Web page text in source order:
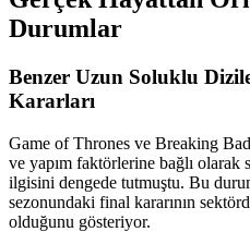
Durumlar
Benzer Uzun Soluklu
Kararları
Game of Thrones ve Breaking
ve yapım faktörlerine bağlı
ilgisini dengede tutmuştu. Bu
sezonundaki final kararının
olduğunu gösteriyor.